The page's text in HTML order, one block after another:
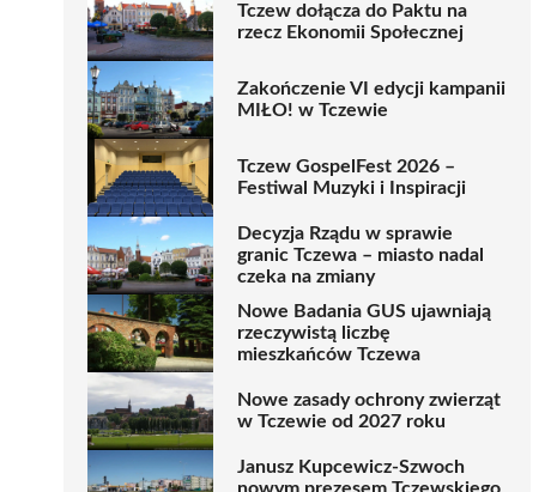
Tczew dołącza do Paktu na
rzecz Ekonomii Społecznej
Zakończenie VI edycji kampanii
MIŁO! w Tczewie
Tczew GospelFest 2026 –
Festiwal Muzyki i Inspiracji
Decyzja Rządu w sprawie
granic Tczewa – miasto nadal
czeka na zmiany
Nowe Badania GUS ujawniają
rzeczywistą liczbę
mieszkańców Tczewa
Nowe zasady ochrony zwierząt
w Tczewie od 2027 roku
Janusz Kupcewicz-Szwoch